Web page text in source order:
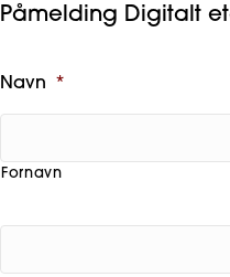
Påmelding Digitalt
Navn *
Fornavn